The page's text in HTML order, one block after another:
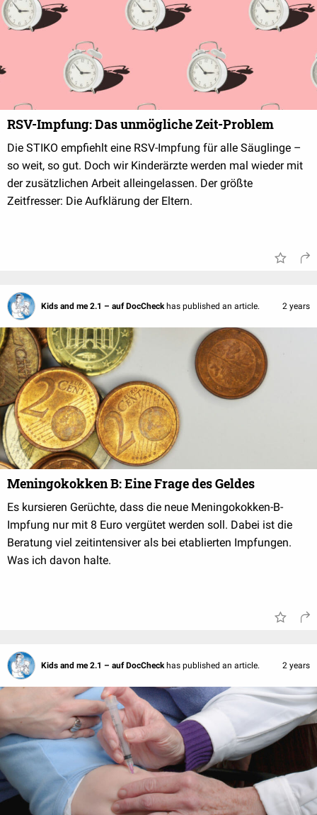
RSV-Impfung: Das unmögliche Zeit-Problem
Die STIKO empfiehlt eine RSV-Impfung für alle Säuglinge –
so weit, so gut. Doch wir Kinderärzte werden mal wieder mit
der zusätzlichen Arbeit alleingelassen. Der größte
Zeitfresser: Die Aufklärung der Eltern.
Kids and me 2.1 – auf DocCheck has published an article. 2 years
Meningokokken B: Eine Frage des Geldes
Es kursieren Gerüchte, dass die neue Meningokokken-B-
Impfung nur mit 8 Euro vergütet werden soll. Dabei ist die
Beratung viel zeitintensiver als bei etablierten Impfungen.
Was ich davon halte.
Kids and me 2.1 – auf DocCheck has published an article. 2 years